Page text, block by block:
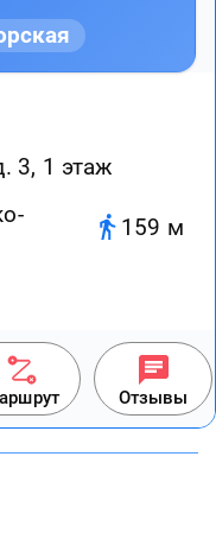
3, 1 этаж
159 м
Отзывы